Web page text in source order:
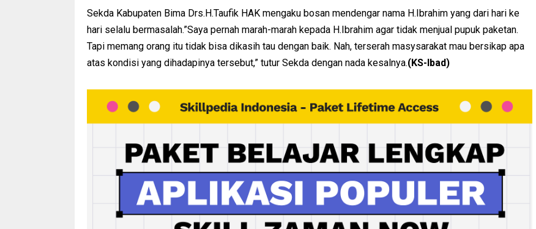
Sekda Kabupaten Bima Drs.H.Taufik HAK mengaku bosan mendengar nama H.Ibrahim yang dari hari ke
hari selalu bermasalah.”Saya pernah marah-marah kepada H.Ibrahim agar tidak menjual pupuk paketan.
Tapi memang orang itu tidak bisa dikasih tau dengan baik. Nah, terserah masysarakat mau bersikap apa
atas kondisi yang dihadapinya tersebut,” tutur Sekda dengan nada kesalnya.(KS-Ibad)